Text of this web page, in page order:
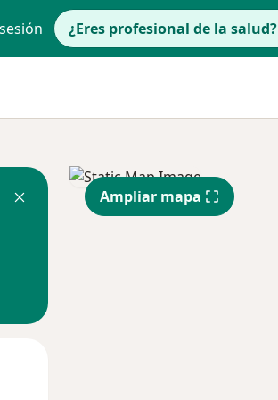
¿Eres profesional de la salud?
Ampliar mapa